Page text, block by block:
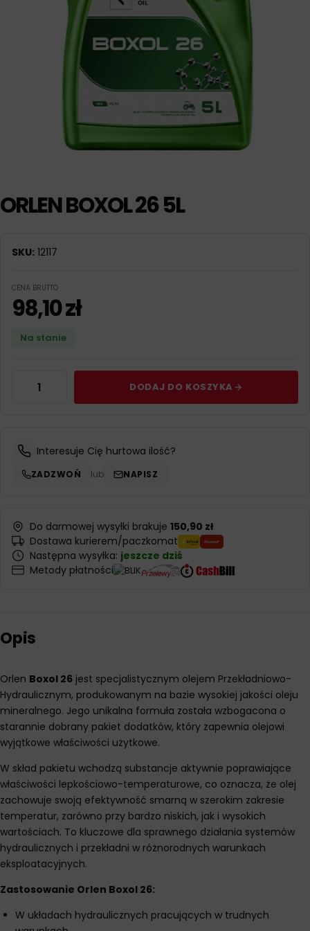
ORLEN BOXOL 26 5L
SKU: 12117
CENA BRUTTO
98,10zł
Na stanie
DODAJ DO KOSZYKA
Interesuje Cię hurtowa ilość?
ZADZWOŃ lub NAPISZ
Do darmowej wysyłki brakuje 150,90 zł
Dostawa kurierem/paczkomat
Następna wysyłka: jeszcze dziś
Metody płatności
Opis
Orlen Boxol 26 jest specjalistycznym olejem Przekładniowo-
Hydraulicznym, produkowanym na bazie wysokiej jakości oleju
mineralnego. Jego unikalna formuła została wzbogacona o
starannie dobrany pakiet dodatków, który zapewnia olejowi
wyjątkowe właściwości użytkowe.
W skład pakietu wchodzą substancje aktywnie poprawiające
właściwości lepkościowo-temperaturowe, co oznacza, że olej
zachowuje swoją efektywność smarną w szerokim zakresie
temperatur, zarówno przy bardzo niskich, jak i wysokich
wartościach. To kluczowe dla sprawnego działania systemów
hydraulicznych i przekładni w różnorodnych warunkach
eksploatacyjnych.
Zastosowanie Orlen Boxol 26:
W układach hydraulicznych pracujących w trudnych